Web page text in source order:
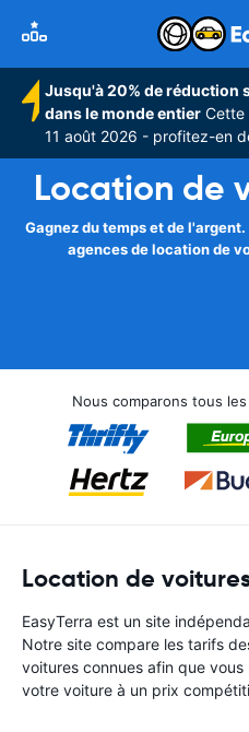
Jusqu'à 20% de réduction
dans le monde entier Cette
11 août 2026 - profitez-en
Location de
Gagnez du temps et de
agences de location de
Nous comparons tous
Location de
EasyTerra est un site
Notre site compare les tarifs
voitures connues afin que
votre voiture à un prix